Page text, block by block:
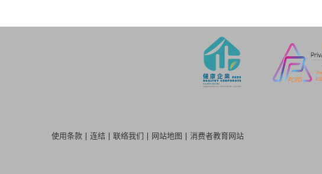
使用条款 | 连结 | 联络我们 | 网站地图 | 消费者教育网站